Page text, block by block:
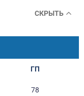
СКРЫТЬ
ГП
78